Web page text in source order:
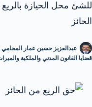
للشئ محل الحيازة
الحائز
عبدالعزيز حسين عمار المحامي
قضايا القانون المدني والملكية